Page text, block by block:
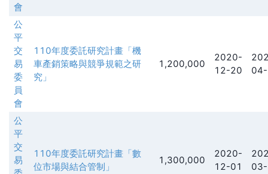
會
公
平
交
易
委
員
會
110年度委託研究計畫「機
車產銷策略與競爭規範之研
究」
1,200,000
2020-
12-20
公
平
交
易
110年度委託研究計畫「數
位市場與結合管制」
1,300,000
2020-
12-01